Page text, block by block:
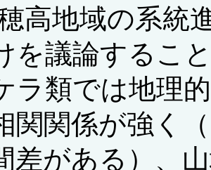
高地域の系統
を議論するこ
ラ類では地理
関関係が強く
差がある）、